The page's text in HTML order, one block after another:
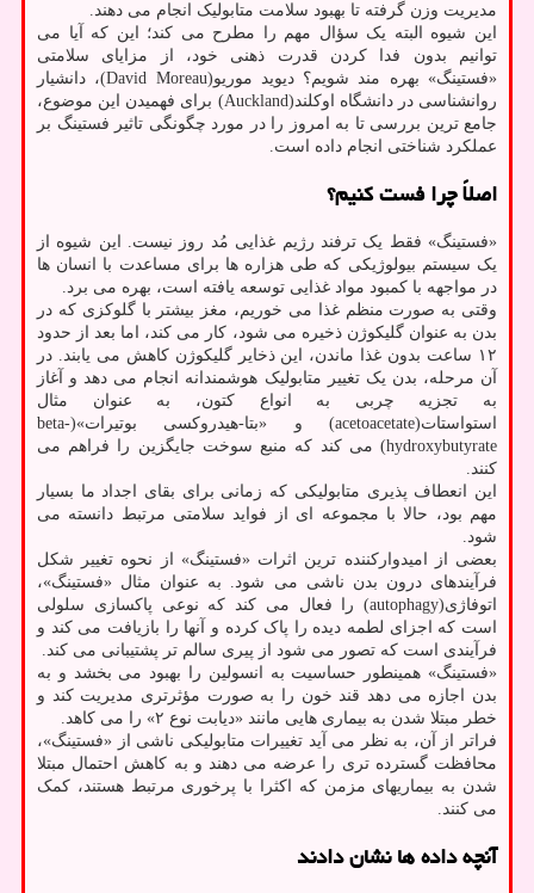
مدیریت وزن گرفته تا بهبود سلامت متابولیک انجام می دهند.
این شیوه البته یک سؤال مهم را مطرح می کند؛ این که آیا می
توانیم بدون فدا کردن قدرت ذهنی خود، از مزایای سلامتی
«فستینگ» بهره مند شویم؟ دیوید موریو(David Moreau)، دانشیار
روانشناسی در دانشگاه اوکلند(Auckland) برای فهمیدن این موضوع،
جامع ترین بررسی تا به امروز را در مورد چگونگی تاثیر فستینگ بر
عملکرد شناختی انجام داده است.
اصلاً چرا فست کنیم؟
«فستینگ» فقط یک ترفند رژیم غذایی مُد روز نیست. این شیوه از
یک سیستم بیولوژیکی که طی هزاره ها برای مساعدت با انسان ها
در مواجهه با کمبود مواد غذایی توسعه یافته است، بهره می برد.
وقتی به صورت منظم غذا می خوریم، مغز بیشتر با گلوکزی که در
بدن به عنوان گلیکوژن ذخیره می شود، کار می کند، اما بعد از حدود
۱۲ ساعت بدون غذا ماندن، این ذخایر گلیکوژن کاهش می یابند. در
آن مرحله، بدن یک تغییر متابولیک هوشمندانه انجام می دهد و آغاز
به تجزیه چربی به انواع کتون، به عنوان مثال
استواستات(acetoacetate) و «بتا-هیدروکسی بوتیرات»(beta-
hydroxybutyrate) می کند که منبع سوخت جایگزین را فراهم می
کنند.
این انعطاف پذیری متابولیکی که زمانی برای بقای اجداد ما بسیار
مهم بود، حالا با مجموعه ای از فواید سلامتی مرتبط دانسته می
شود.
بعضی از امیدوارکننده ترین اثرات «فستینگ» از نحوه تغییر شکل
فرآیندهای درون بدن ناشی می شود. به عنوان مثال «فستینگ»،
اتوفاژی(autophagy) را فعال می کند که نوعی پاکسازی سلولی
است که اجزای لطمه دیده را پاک کرده و آنها را بازیافت می کند و
فرآیندی است که تصور می شود از پیری سالم تر پشتیبانی می کند.
«فستینگ» همینطور حساسیت به انسولین را بهبود می بخشد و به
بدن اجازه می دهد قند خون را به صورت مؤثرتری مدیریت کند و
خطر مبتلا شدن به بیماری هایی مانند «دیابت نوع ۲» را می کاهد.
فراتر از آن، به نظر می آید تغییرات متابولیکی ناشی از «فستینگ»،
محافظت گسترده تری را عرضه می دهند و به کاهش احتمال مبتلا
شدن به بیماریهای مزمن که اکثرا با پرخوری مرتبط هستند، کمک
می کنند.
آنچه داده ها نشان دادند